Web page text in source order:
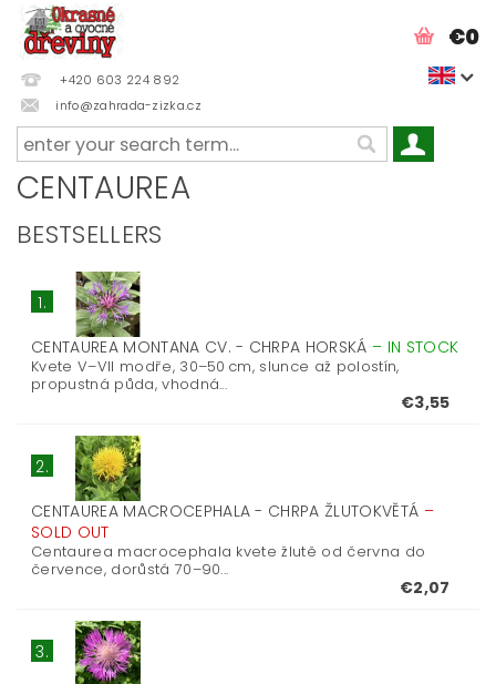
+420 603 224 892
info@zahrada-zizka.cz
€0
CENTAUREA
BESTSELLERS
1.
CENTAUREA MONTANA CV. - CHRPA HORSKÁ – IN STOCK
Kvete V–VII modře, 30–50 cm, slunce až polostín,
propustná půda, vhodná...
€3,55
2.
CENTAUREA MACROCEPHALA - CHRPA ŽLUTOKVĚTÁ –
SOLD OUT
Centaurea macrocephala kvete žlutě od června do
července, dorůstá 70–90...
€2,07
3.